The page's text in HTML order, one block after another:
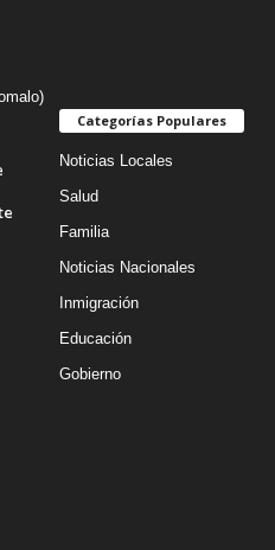
Categorías Populares
Noticias Locales
Salud
Familia
Noticias Nacionales
Inmigración
Educación
Gobierno